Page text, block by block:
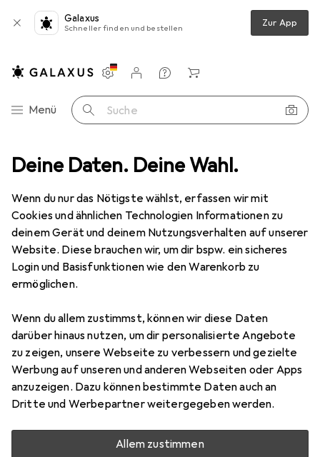
Deine Daten. Deine Wahl.
Wenn du nur das Nötigste wählst, erfassen wir mit
Cookies und ähnlichen Technologien Informationen zu
deinem Gerät und deinem Nutzungsverhalten auf unserer
Website. Diese brauchen wir, um dir bspw. ein sicheres
Login und Basisfunktionen wie den Warenkorb zu
ermöglichen.
Wenn du allem zustimmst, können wir diese Daten
darüber hinaus nutzen, um dir personalisierte Angebote
zu zeigen, unsere Webseite zu verbessern und gezielte
Werbung auf unseren und anderen Webseiten oder Apps
anzuzeigen. Dazu können bestimmte Daten auch an
Dritte und Werbepartner weitergegeben werden.
Allem zustimmen
Galaxus
Schneller finden und bestellen Zur App
Navigation nach Kategorien
Menü Suche
Einstellungen
Kundenkonto
Vergleichslisten
Merklisten
Warenkorb
Kinderwagen Zubehör TFK Ersatzschlauch 8 Zoll
4 Bilder
TFKErsatzschlauch 8 Zoll
EUR
18,24
Bewertungen Marke
Mehr von TFK
7 Stück an Lager beim Drittanbieter